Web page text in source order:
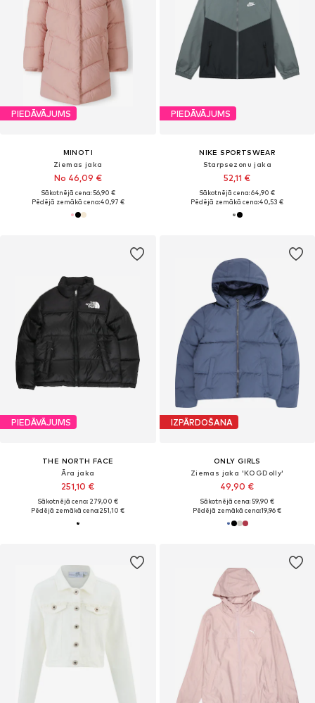
PIEDĀVĀJUMS
MINOTI
Ziemas jaka
No 46,09 €
Sākotnējā cena: 56,90 €
Pēdējā zemākā cena:40,97 €
PIEDĀVĀJUMS
NIKE SPORTSWEAR
Starpsezonu jaka
52,11 €
Sākotnējā cena: 64,90 €
Pēdējā zemākā cena:40,53 €
PIEDĀVĀJUMS
THE NORTH FACE
Āra jaka
251,10 €
Sākotnējā cena: 279,00 €
Pēdējā zemākā cena:251,10 €
IZPĀRDOŠANA
ONLY GIRLS
Ziemas jaka 'KOGDolly'
49,90 €
Sākotnējā cena: 59,90 €
Pēdējā zemākā cena:19,96 €